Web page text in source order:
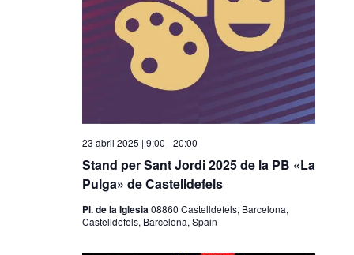
Stand per Sant Jordi 2025 de la PB «La
Pulga» de Castelldefels
23 abril 2025 | 9:00 -20:00
Pl. de la Iglesia08860 Castelldefels, Barcelona,
Castelldefels, Barcelona, Spain